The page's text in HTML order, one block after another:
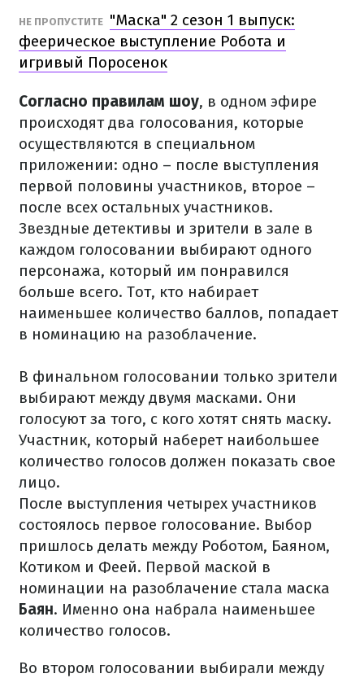
НЕ ПРОПУСТИТЕ "Маска" 2 сезон 1 выпуск:
феерическое выступление Робота и
игривый Поросенок
Согласно правилам шоу, в одном эфире
происходят два голосования, которые
осуществляются в специальном
приложении: одно – после выступления
первой половины участников, второе –
после всех остальных участников.
Звездные детективы и зрители в зале в
каждом голосовании выбирают одного
персонажа, который им понравился
больше всего. Тот, кто набирает
наименьшее количество баллов, попадает
в номинацию на разоблачение.
В финальном голосовании только зрители
выбирают между двумя масками. Они
голосуют за того, с кого хотят снять маску.
Участник, который наберет наибольшее
количество голосов должен показать свое
лицо.
После выступления четырех участников
состоялось первое голосование. Выбор
пришлось делать между Роботом, Баяном,
Котиком и Феей. Первой маской в
номинации на разоблачение стала маска
Баян. Именно она набрала наименьшее
количество голосов.
Во втором голосовании выбирали между